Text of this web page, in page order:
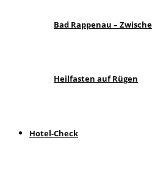
Bad Rappenau –
Heilfasten auf Rügen
Hotel-Check